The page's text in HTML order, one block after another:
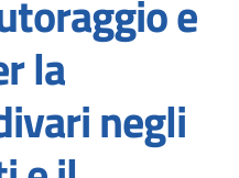
e
la
negli